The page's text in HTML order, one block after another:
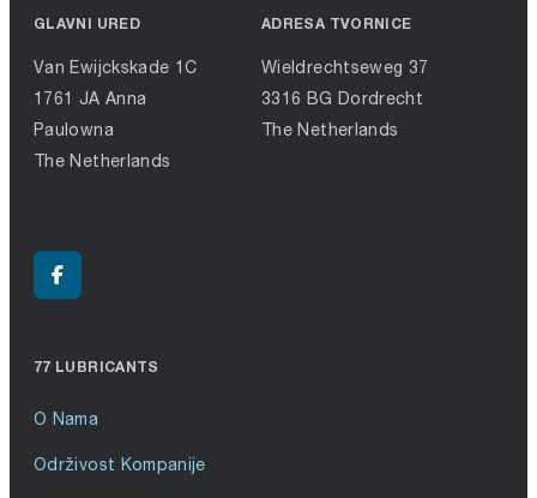
GLAVNI URED
Van Ewijckskade 1C
1761 JA Anna
Paulowna
The Netherlands
ADRESA TVORNICE
Wieldrechtseweg 37
3316 BG Dordrecht
The Netherlands
77 LUBRICANTS
O Nama
Održivost Kompanije